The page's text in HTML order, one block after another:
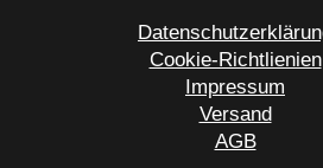
Cookie-Richtlienien
Impressum
Versand
AGB